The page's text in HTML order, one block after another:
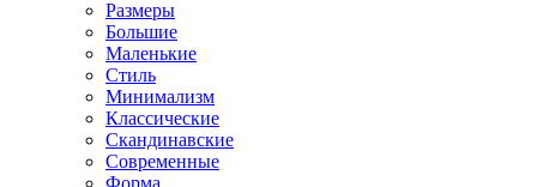
Размеры
Большие
Маленькие
Стиль
Минимализм
Классические
Скандинавские
Современные
Форма